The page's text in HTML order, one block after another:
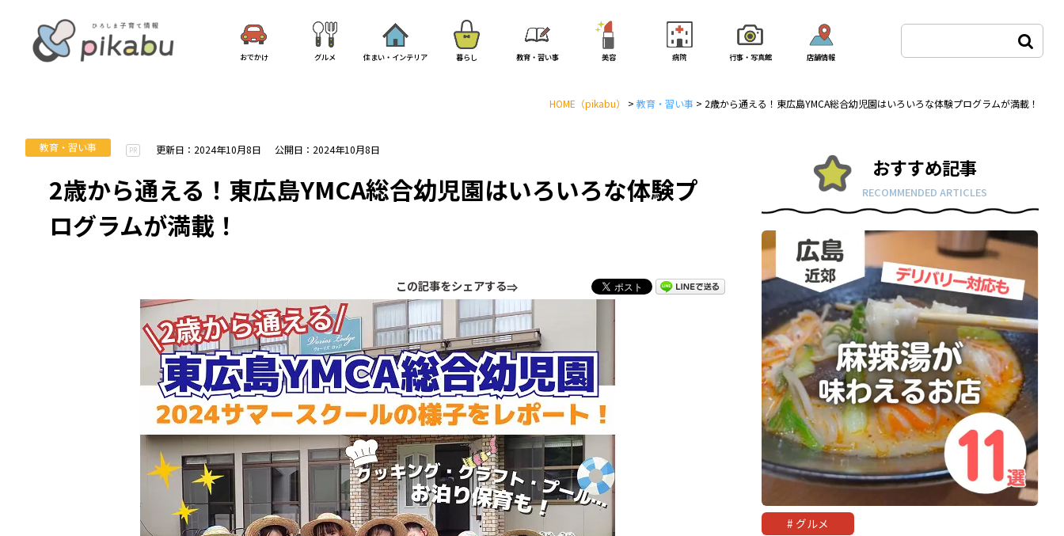
おでかけ グルメ 住まい・インテリア 暮らし 教育・習い事 美容 病院 行事・写真館 店舗情報
HOME （pikabu） > 教育・習い事 > 2歳から通える！東広島YMCA総合幼児園はいろいろな体験プログラムが満載！
教育・習い事 PR 更新日：2024年10月8日 公開日：2024年10月8日
2歳から通える！東広島YMCA総合幼児園はいろいろな体験プ
ログラムが満載！
この記事をシェアする
おすすめ記事
RECOMMENDED ARTICLES
グルメ